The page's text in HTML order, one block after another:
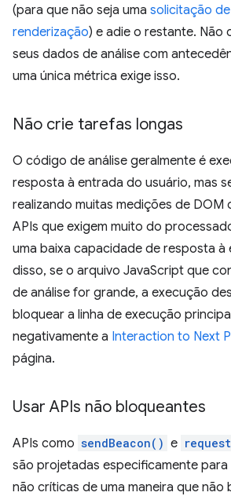
(para que não seja uma solicitação
renderização) e adie o restante. Não
seus dados de análise com
uma única métrica exige isso.
Não crie tarefas longas
O código de análise geralmente é
resposta à entrada do usuário, mas
realizando muitas medições de DOM
APIs que exigem muito do
uma baixa capacidade de resposta à
disso, se o arquivo JavaScript que
de análise for grande, a execução
bloquear a linha de execução
negativamente a Interaction to Next
página.
Usar APIs não bloqueantes
APIs como sendBeacon() e
são projetadas especificamente
não críticas de uma maneira que não